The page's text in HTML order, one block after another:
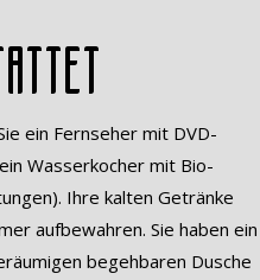
ein Fernseher mit DVD-
Wasserkocher mit Bio-
Ihre kalten Getränke
aufbewahren. Sie haben ein
begehbaren Dusche